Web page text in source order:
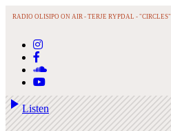
play_arrowListen
RADIO OLISIPO ON AIR - TERJE RYPDAL - "CIRCLES"